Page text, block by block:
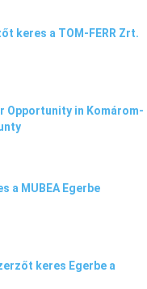
keres a TOM-FERR Zrt.
Opportunity in Komárom-
a MUBEA Egerbe
keres Egerbe a